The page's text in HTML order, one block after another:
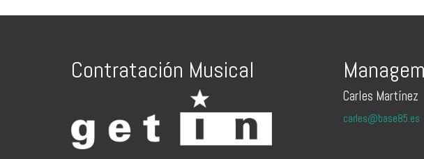
Contratación Musical
Carles Martínez
carles@base85.es